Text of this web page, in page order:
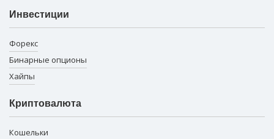
Инвестиции
Форекс
Бинарные опционы
Хайпы
Криптовалюта
Кошельки